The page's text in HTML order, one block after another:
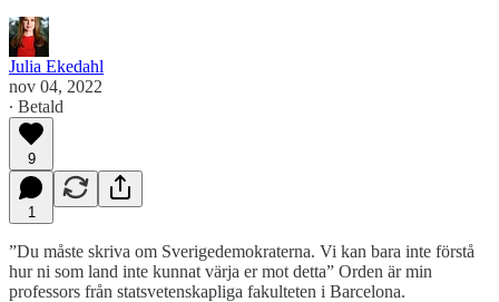
Julia Ekedahl
nov 04, 2022
∙ Betald
9
1
”Du måste skriva om Sverigedemokraterna. Vi kan bara inte förstå
hur ni som land inte kunnat värja er mot detta” Orden är min
professors från statsvetenskapliga fakulteten i Barcelona.